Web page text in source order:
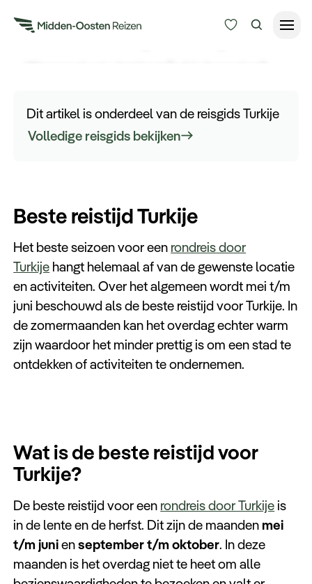
Type Reizen
Zoeken
Beste reistijd Turkije
Turkije die u moet weten voordat u op reis gaat.
Dit artikel is onderdeel van de reisgids Turkije
Volledige reisgids bekijken
Beste reistijd Turkije
Het beste seizoen voor een rondreis door
Turkije hangt helemaal af van de gewenste locatie
en activiteiten. Over het algemeen wordt mei t/m
juni beschouwd als de beste reistijd voor Turkije. In
de zomermaanden kan het overdag echter warm
zijn waardoor het minder prettig is om een stad te
ontdekken of activiteiten te ondernemen.
Wat is de beste reistijd voor
Turkije?
De beste reistijd voor een rondreis door Turkijeis
in de lente en de herfst. Dit zijn de maanden mei
t/m junienseptember t/m oktober. In deze
maanden is het overdag niet te heet om alle